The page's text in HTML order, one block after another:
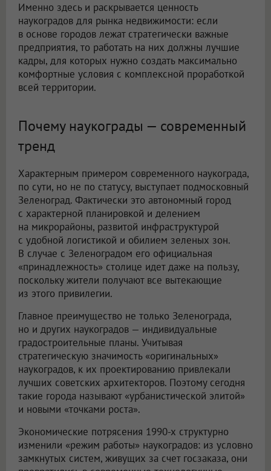
Именно здесь и раскрывается ценность
наукоградов для рынка недвижимости: если
в основе городов лежат стратегически важные
предприятия, то работать на них должны лучшие
кадры, для которых нужно создать максимально
комфортные условия с комплексной проработкой
всей территории.
Почему наукограды — современный
тренд
Характерным примером современного наукограда,
по сути, но не по статусу, выступает подмосковный
Зеленоград. Фактически это автономный город
с характерной планировкой и делением
на микрорайоны, развитой инфраструктурой
с удобной логистикой и обилием зеленых зон.
В случае с Зеленоградом его официальная
«принадлежность» столице идет даже на пользу,
поскольку жители получают все вытекающие
из этого привилегии.
Главное преимущество не только Зеленограда,
но и других наукоградов — индивидуальные
градостроительные планы. Учитывая
стратегическую значимость «оригинальных»
наукоградов, к их проектированию привлекали
лучших советских архитекторов. Поэтому сегодня
такие города называют «урбанистической элитой»
и новыми «точками роста».
Экономические потрясения 1990-х структурно
изменили «режим работы» наукоградов: из условно
замкнутых систем, живущих за счет госзаказа, они